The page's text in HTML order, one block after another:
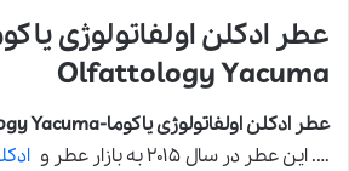
عطر ادکلن اولفاتولوژی
Olfattology Yacuma
عطر ادکلن اولفاتولوژی یاکوما-Olfattology Yacuma
…. این عطر در سال ۲۰۱۵ به بازار عطر و